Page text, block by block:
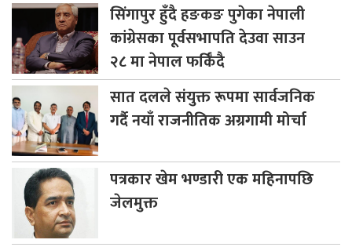
सिंगापुरहुँदै हङकङ पुगेका नेपाली
कांग्रेसका पूर्वसभापति देउवा साउन
२८ मा नेपाल फर्किँदै
सातदलले संयुक्त रूपमा सार्वजनिक
गर्दै नयाँ राजनीतिक अग्रगामी मोर्चा
पत्रकारखेम भण्डारी एक महिनापछि
जेलमुक्त